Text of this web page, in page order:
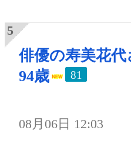
俳優の寿美花代
94歳
81
08月06日 12:03